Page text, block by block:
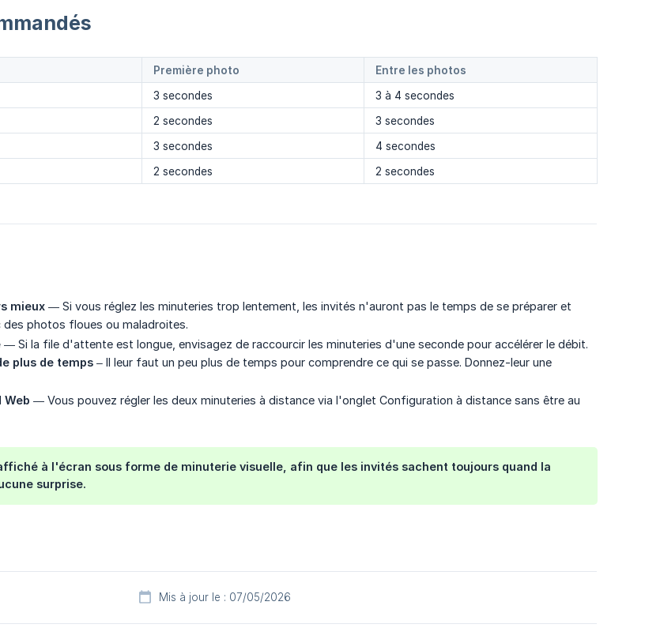
Première photo
Entre les photos
3 secondes
3 à 4 secondes
2 secondes
3 secondes
3 secondes
4 secondes
2 secondes 2 secondes
mieux — Si vous réglez les minuteries trop lentement, les invités n'auront pas le temps de se préparer et
photos floues ou maladroites.
— Si la file d'attente est longue, envisagez de raccourcir les minuteries d'une seconde pour accélérer le débit.
plus de temps – Il leur faut un peu plus de temps pour comprendre ce qui se passe. Donnez-leur une
Web — Vous pouvez régler les deux minuteries à distance via l'onglet Configuration à distance sans être au
à l'écran sous forme de minuterie visuelle, afin que les invités sachent toujours quand la
surprise.
Mis à jour le : 07/05/2026